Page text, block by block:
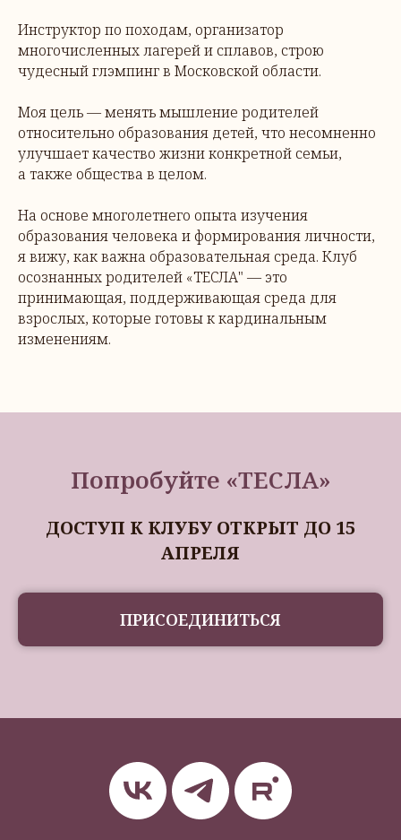
Инструктор по походам, организатор
многочисленных лагерей и сплавов, строю
чудесный глэмпинг в Московской области.
Моя цель — менять мышление родителей
относительно образования детей, что несомненно
улучшает качество жизни конкретной семьи,
а также общества в целом.
На основе многолетнего опыта изучения
образования человека и формирования личности,
я вижу, как важна образовательная среда. Клуб
осознанных родителей «ТЕСЛА" — это
принимающая, поддерживающая среда для
взрослых, которые готовы к кардинальным
изменениям.
Попробуйте «ТЕСЛА»
ДОСТУП К КЛУБУ ОТКРЫТ ДО 15
АПРЕЛЯ
ПРИСОЕДИНИТЬСЯ